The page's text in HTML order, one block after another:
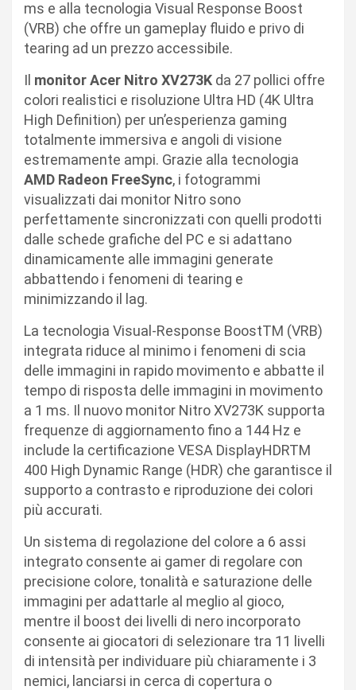
ms e alla tecnologia Visual Response Boost
(VRB) che offre un gameplay fluido e privo di
tearing ad un prezzo accessibile.
Il monitor Acer Nitro XV273K da 27 pollici offre
colori realistici e risoluzione Ultra HD (4K Ultra
High Definition) per un’esperienza gaming
totalmente immersiva e angoli di visione
estremamente ampi. Grazie alla tecnologia
AMD Radeon FreeSync, i fotogrammi
visualizzati dai monitor Nitro sono
perfettamente sincronizzati con quelli prodotti
dalle schede grafiche del PC e si adattano
dinamicamente alle immagini generate
abbattendo i fenomeni di tearing e
minimizzando il lag.
La tecnologia Visual-Response BoostTM (VRB)
integrata riduce al minimo i fenomeni di scia
delle immagini in rapido movimento e abbatte il
tempo di risposta delle immagini in movimento
a 1 ms. Il nuovo monitor Nitro XV273K supporta
frequenze di aggiornamento fino a 144 Hz e
include la certificazione VESA DisplayHDRTM
400 High Dynamic Range (HDR) che garantisce il
supporto a contrasto e riproduzione dei colori
più accurati.
Un sistema di regolazione del colore a 6 assi
integrato consente ai gamer di regolare con
precisione colore, tonalità e saturazione delle
immagini per adattarle al meglio al gioco,
mentre il boost dei livelli di nero incorporato
consente ai giocatori di selezionare tra 11 livelli
di intensità per individuare più chiaramente i 3
nemici, lanciarsi in cerca di copertura o